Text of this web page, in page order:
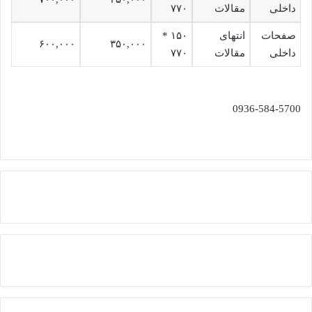
داخلی
مقالات
۷۷۰
صفحات
داخلی
انتهای
مقالات
۱۵۰ *
۷۷۰
۳۵۰,۰۰۰ ۶۰۰,۰۰۰
0936-584-5700